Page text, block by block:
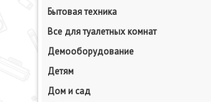
Бытовая техника
Все для туалетных комнат
Демооборудование
Детям
Дом и сад